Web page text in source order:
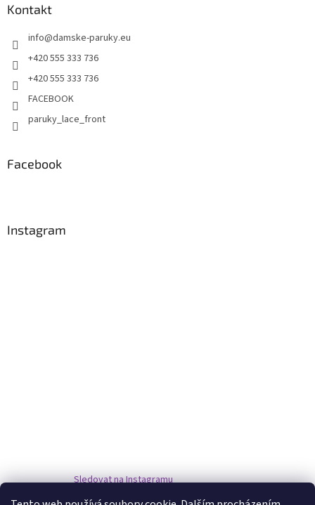
Kontakt
info@damske-paruky.eu
+420 555 333 736
+420 555 333 736
FACEBOOK
paruky_lace_front
Facebook
Instagram
Sledovat na Instagramu